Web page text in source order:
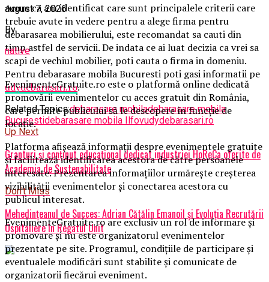
Acum ca am identificat care sunt principalele criterii care
trebuie avute in vedere pentru a alege firma pentru
debarasarea mobilierului, este recomandat sa cauti din
timp astfel de servicii. De indata ce ai luat decizia ca vrei sa
scapi de vechiul mobilier, poti cauta o firma in domeniu.
Pentru debarasare mobila Bucuresti poti gasi informatii pe
udydebarasari.ro.
Related Topics:debarasare mobiladebarasare mobila
Bucurestidebarasare mobila Ilfovudydebarasari.ro
Up Next
Granturi și conținut educațional dedicat industriei HoReCa oferite de
Academia de Sustenabilitate
Don't Miss
Mehedințeanul de Succes: Adrian Cătălin Emanoil și Evoluția Recrutării
Ospitaliere în Regatul Unit
august 7, 2026
By
native
EvenimenteGratuite.ro este o platformă online dedicată
promovării evenimentelor cu acces gratuit din România,
care permite publicului să le descopere în funcție de
locație.
Platforma afișează informații despre evenimentele gratuite
și facilitează identificarea acestora de către persoanele
interesate. Prezentarea informațiilor urmărește creșterea
vizibilității evenimentelor și conectarea acestora cu
publicul interesat.
EvenimenteGratuite.ro are exclusiv un rol de informare și
promovare și nu este organizatorul evenimentelor
prezentate pe site. Programul, condițiile de participare și
eventualele modificări sunt stabilite și comunicate de
organizatorii fiecărui eveniment.